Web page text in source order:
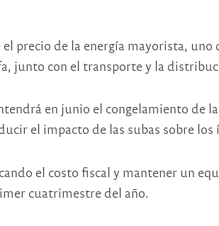
precio de la energía mayorista, uno
junto con el transporte y la
en junio el congelamiento de
el impacto de las subas sobre los
el costo fiscal y mantener un
cuatrimestre del año.